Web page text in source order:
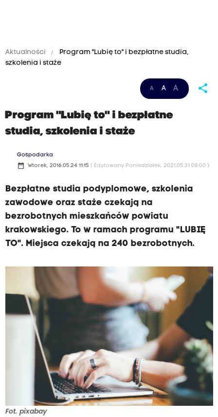
Aktualności
Program "Lubię to" i bezpłatne studia,
szkolenia i staże
A A A share
Program "Lubię to" i bezpłatne
studia, szkolenia i staże
Gospodarka
date_range Wtorek, 2016.05.24 11:15 ( Edytowany Poniedziałek, 2021.05.31 08:00 )
Bezpłatne studia podyplomowe, szkolenia
zawodowe oraz staże czekają na
bezrobotnych mieszkańców powiatu
krakowskiego. To w ramach programu "LUBIĘ
TO". Miejsca czekają na 240 bezrobotnych.
Fot. pixabay